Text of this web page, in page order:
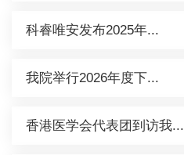
科睿唯安发布2025年...
我院举行2026年度下...
香港医学会代表团到访我...